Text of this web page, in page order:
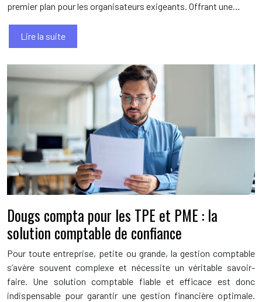
premier plan pour les organisateurs exigeants. Offrant une…
Lire la suite
Dougs compta pour les TPE et PME : la
solution comptable de confiance
Pour toute entreprise, petite ou grande, la gestion comptable
s’avère souvent complexe et nécessite un véritable savoir-
faire. Une solution comptable fiable et efficace est donc
indispensable pour garantir une gestion financière optimale.